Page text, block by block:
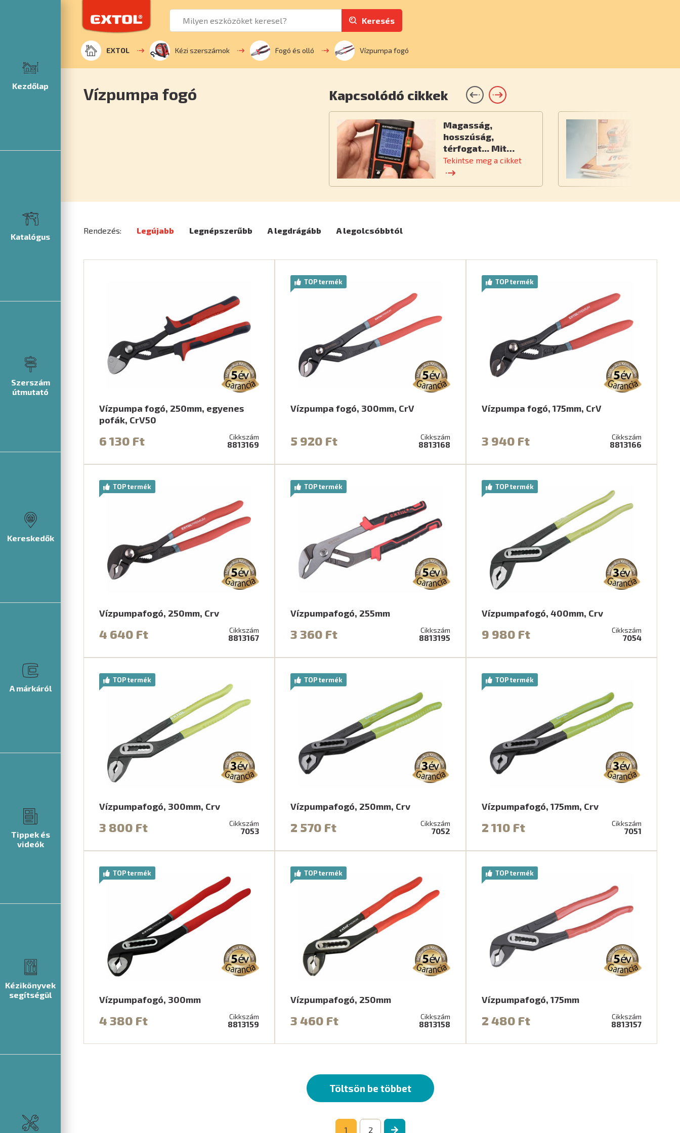
Kezdőlap
Katalógus
Szerszám
útmutató
Kereskedők
A márkáról
Tippek és
videók
Kézikönyvek
segítségül
Keresés
EXTOL Kézi szerszámok Fogó és olló Vízpumpa fogó
Vízpumpa fogó Kapcsolódó cikkek
Magasság,
hosszúság,
térfogat... Mit…
Tekintse meg a cikket
Rendezés: Legújabb Legnépszerűbb A legdrágább A legolcsóbbtól
Vízpumpa fogó, 250mm, egyenes
pofák, CrV50
6 130 Ft Cikkszám
8813169
TOP termék
Vízpumpa fogó, 300mm, CrV
5 920 Ft Cikkszám
8813168
TOP termék
Vízpumpa fogó, 175mm, CrV
3 940 Ft Cikkszám
8813166
TOP termék
Vízpumpafogó, 250mm, Crv
4 640 Ft Cikkszám
8813167
TOP termék
Vízpumpafogó, 255mm
3 360 Ft Cikkszám
8813195
TOP termék
Vízpumpafogó, 400mm, Crv
9 980 Ft Cikkszám
7054
TOP termék
Vízpumpafogó, 300mm, Crv
3 800 Ft Cikkszám
7053
TOP termék
Vízpumpafogó, 250mm, Crv
2 570 Ft Cikkszám
7052
TOP termék
Vízpumpafogó, 175mm, Crv
2 110 Ft Cikkszám
7051
TOP termék
Vízpumpafogó, 300mm
4 380 Ft Cikkszám
8813159
TOP termék
Vízpumpafogó, 250mm
3 460 Ft Cikkszám
8813158
TOP termék
Vízpumpafogó, 175mm
2 480 Ft Cikkszám
8813157
Töltsön be többet
1 2